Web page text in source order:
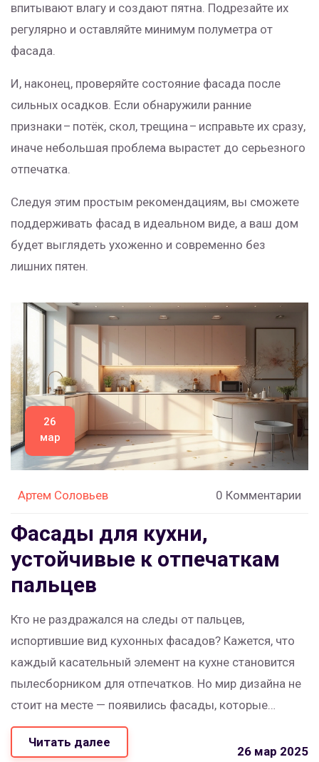
впитывают влагу и создают пятна. Подрезайте их
регулярно и оставляйте минимум полуметра от
фасада.
И, наконец, проверяйте состояние фасада после
сильных осадков. Если обнаружили ранние
признаки – потёк, скол, трещина – исправьте их сразу,
иначе небольшая проблема вырастет до серьезного
отпечатка.
Следуя этим простым рекомендациям, вы сможете
поддерживать фасад в идеальном виде, а ваш дом
будет выглядеть ухоженно и современно без
лишних пятен.
26
мар
Артем Соловьев 0 Комментарии
Фасады для кухни,
устойчивые к отпечаткам
пальцев
Кто не раздражался на следы от пальцев,
испортившие вид кухонных фасадов? Кажется, что
каждый касательный элемент на кухне становится
пылесборником для отпечатков. Но мир дизайна не
стоит на месте — появились фасады, которые
специально разработаны, чтобы противостоять
этим досадным меткам. Мы разберёмся, как
Читать далее
26 мар 2025